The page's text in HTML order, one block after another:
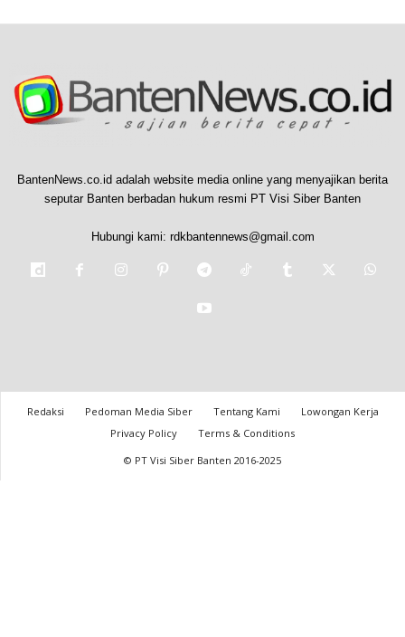
BantenNews.co.id adalah website media online yang menyajikan berita
seputar Banten berbadan hukum resmi PT Visi Siber Banten
Hubungi kami: rdkbantennews@gmail.com
Redaksi Pedoman Media Siber Tentang Kami
Lowongan Kerja
Privacy Policy
Terms & Conditions
© PT Visi Siber Banten 2016-2025